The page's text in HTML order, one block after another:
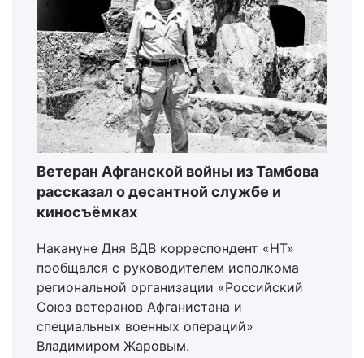
Ветеран Афганской войны из Тамбова
рассказал о десантной службе и
киносъёмках
Накануне Дня ВДВ корреспондент «НТ»
пообщался с руководителем исполкома
региональной организации «Российский
Союз ветеранов Афганистана и
специальных военных операций»
Владимиром Жаровым.